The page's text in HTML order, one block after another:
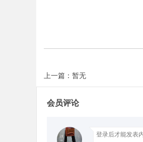
上一篇：暂无
会员评论